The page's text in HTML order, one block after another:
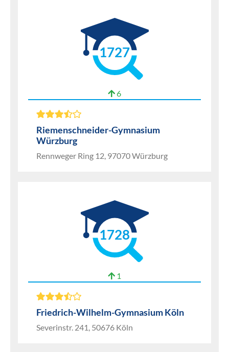
1727
6
Riemenschneider-Gymnasium
Würzburg
Rennweger Ring 12, 97070 Würzburg
1728
1
Friedrich-Wilhelm-Gymnasium Köln
Severinstr. 241, 50676 Köln